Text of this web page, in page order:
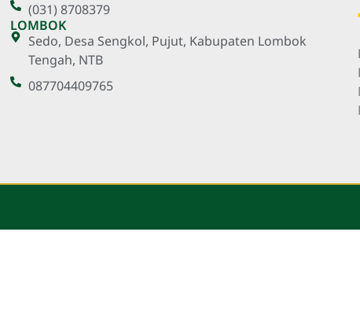
(031) 8708379
LOMBOK
Sedo, Desa Sengkol, Pujut, Kabupaten Lombok
Tengah, NTB
087704409765